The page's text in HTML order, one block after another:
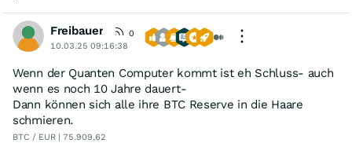
Freibauer
0
10.03.25 09:16:38
Wenn der Quanten Computer kommt ist eh Schluss- auch
wenn es noch 10 Jahre dauert-
Dann können sich alle ihre BTC Reserve in die Haare
schmieren.
BTC / EUR | 75.909,62